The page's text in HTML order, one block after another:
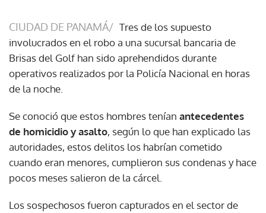
CIUDAD DE PANAMÁ/ Tres de los supuesto
involucrados en el robo a una sucursal bancaria de
Brisas del Golf han sido aprehendidos durante
operativos realizados por la Policía Nacional en horas
de la noche.
Se conoció que estos hombres tenían antecedentes
de homicidio y asalto, según lo que han explicado las
autoridades, estos delitos los habrían cometido
cuando eran menores, cumplieron sus condenas y hace
pocos meses salieron de la cárcel.
Los sospechosos fueron capturados en el sector de